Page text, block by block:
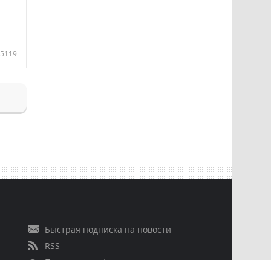
5119
Быстрая подписка на новости
RSS